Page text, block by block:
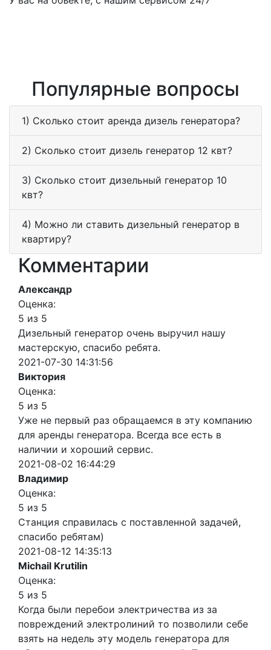
Популярные вопросы
1) Сколько стоит аренда дизель генератора?
2) Сколько стоит дизель генератор 12 квт?
3) Сколько стоит дизельный генератор 10
квт?
4) Можно ли ставить дизельный генератор в
квартиру?
Комментарии
Александр
Оценка:
5 из 5
Дизельный генератор очень выручил нашу
мастерскую, спасибо ребята.
2021-07-30 14:31:56
Виктория
Оценка:
5 из 5
Уже не первый раз обращаемся в эту компанию
для аренды генератора. Всегда все есть в
наличии и хороший сервис.
2021-08-02 16:44:29
Владимир
Оценка:
5 из 5
Станция справилась с поставленной задачей,
спасибо ребятам)
2021-08-12 14:35:13
Michail Krutilin
Оценка:
5 из 5
Когда были перебои электричества из за
повреждений электролиний то позволили себе
взять на недель эту модель генератора для